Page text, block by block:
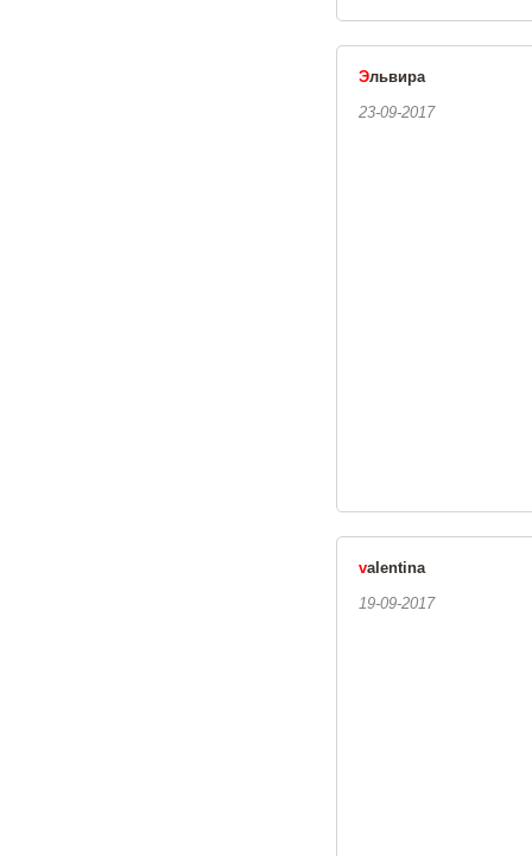
Эльвира
23-09-2017
valentina
19-09-2017